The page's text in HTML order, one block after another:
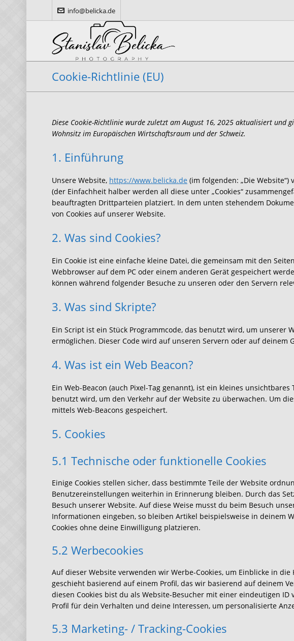
info@belicka.de
Cookie-Richtlinie (EU)
Diese Cookie-Richtlinie wurde zuletzt am August 16, 2025 aktualisiert und
Wohnsitz im Europäischen Wirtschaftsraum und der Schweiz.
1. Einführung
Unsere Website, https://www.belicka.de (im folgenden: „Die
(der Einfachheit halber werden all diese unter „Cookies“
beauftragten Drittparteien platziert. In dem unten stehendem
von Cookies auf unserer Website.
2. Was sind Cookies?
Ein Cookie ist eine einfache kleine Datei, die gemeinsam mit den
Webbrowser auf dem PC oder einem anderen Gerät gespeichert
können während folgender Besuche zu unseren oder den Servern
3. Was sind Skripte?
Ein Script ist ein Stück Programmcode, das benutzt wird, um unserer
ermöglichen. Dieser Code wird auf unseren Servern oder auf deinem
4. Was ist ein Web Beacon?
Ein Web-Beacon (auch Pixel-Tag genannt), ist ein kleines
benutzt wird, um den Verkehr auf der Website zu überwachen. Um
mittels Web-Beacons gespeichert.
5. Cookies
5.1 Technische oder funktionelle Cookies
Einige Cookies stellen sicher, dass bestimmte Teile der Website
Benutzereinstellungen weiterhin in Erinnerung bleiben. Durch das
Besuch unserer Website. Auf diese Weise musst du beim Besuch
Informationen eingeben, so bleiben Artikel beispielsweise in deinem
Cookies ohne deine Einwilligung platzieren.
5.2 Werbecookies
Auf dieser Website verwenden wir Werbe-Cookies, um Einblicke in
geschieht basierend auf einem Profil, das wir basierend auf deinem
diesen Cookies bist du als Website-Besucher mit einer eindeutigen ID
Profil für dein Verhalten und deine Interessen, um personalisierte
5.3 Marketing- / Tracking-Cookies